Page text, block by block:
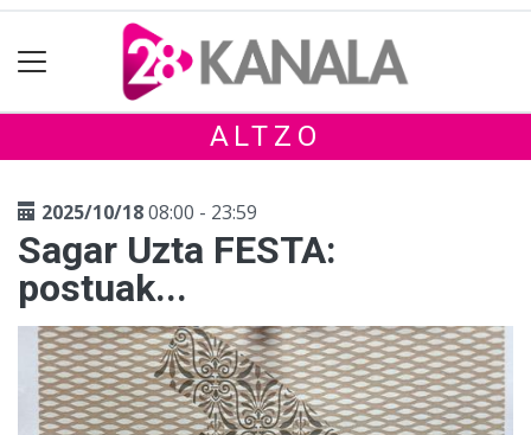
ALTZO
2025/10/1808:00 - 23:59
Sagar Uzta FESTA:
postuak...